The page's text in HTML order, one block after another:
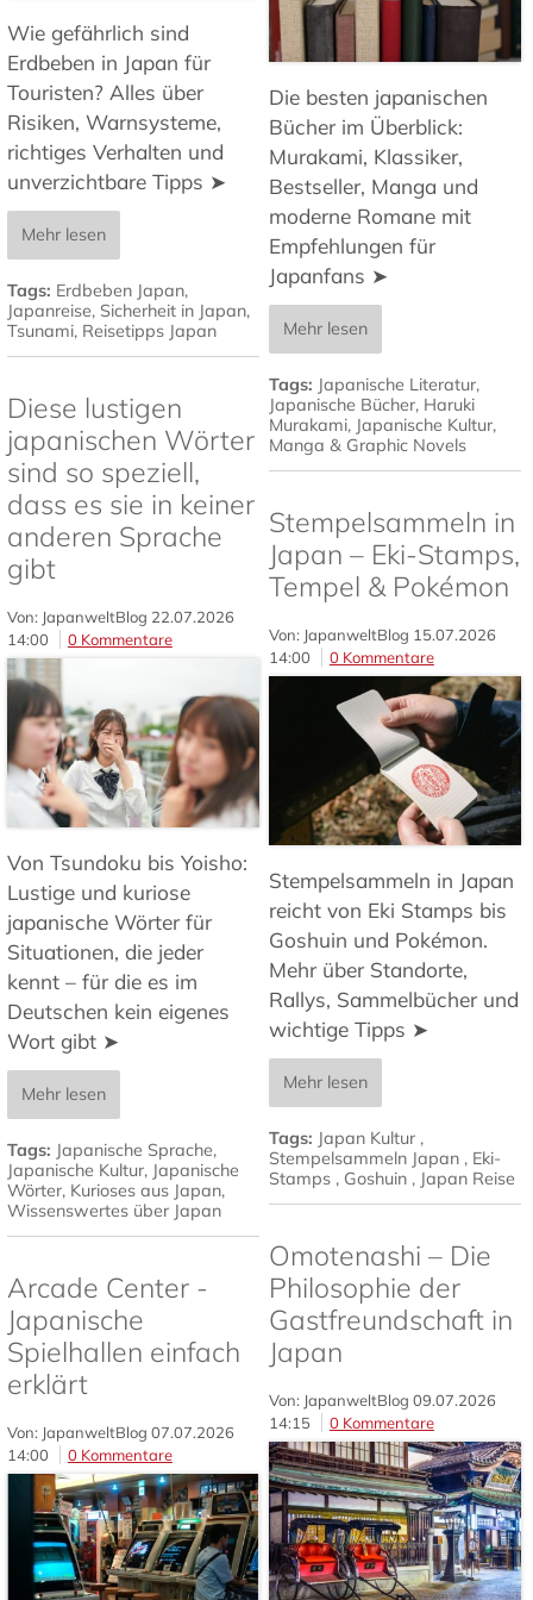
Wie gefährlich sind
Erdbeben in Japan für
Touristen? Alles über
Risiken, Warnsysteme,
richtiges Verhalten und
unverzichtbare Tipps ➤
Mehr lesen
Tags: Erdbeben Japan,
Japanreise, Sicherheit in Japan,
Tsunami, Reisetipps Japan
Die besten japanischen
Bücher im Überblick:
Murakami, Klassiker,
Bestseller, Manga und
moderne Romane mit
Empfehlungen für
Japanfans ➤
Mehr lesen
Tags: Japanische Literatur,
Japanische Bücher, Haruki
Murakami, Japanische Kultur,
Manga & Graphic Novels
Diese lustigen
japanischen Wörter
sind so speziell,
dass es sie in keiner
anderen Sprache
gibt
Von: JapanweltBlog 22.07.2026
14:00
0 Kommentare
Von Tsundoku bis Yoisho:
Lustige und kuriose
japanische Wörter für
Situationen, die jeder
kennt – für die es im
Deutschen kein eigenes
Wort gibt ➤
Mehr lesen
Tags: Japanische Sprache,
Japanische Kultur, Japanische
Wörter, Kurioses aus Japan,
Wissenswertes über Japan
Stempelsammeln in
Japan – Eki-Stamps,
Tempel & Pokémon
Von: JapanweltBlog 15.07.2026
14:00
0 Kommentare
Stempelsammeln in Japan
reicht von Eki Stamps bis
Goshuin und Pokémon.
Mehr über Standorte,
Rallys, Sammelbücher und
wichtige Tipps ➤
Mehr lesen
Tags: Japan Kultur ,
Stempelsammeln Japan , Eki-
Stamps , Goshuin , Japan Reise
Omotenashi – Die
Philosophie der
Gastfreundschaft in
Japan
Von: JapanweltBlog 09.07.2026
14:15
0 Kommentare
Arcade Center -
Japanische
Spielhallen einfach
erklärt
Von: JapanweltBlog 07.07.2026
14:00
0 Kommentare